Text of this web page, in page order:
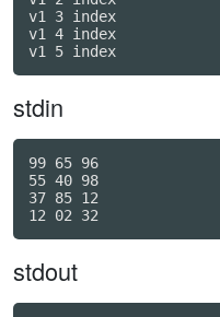
v1 3 index
v1 4 index
stdin
99 65 96
55 40 98
37 85 12
stdout